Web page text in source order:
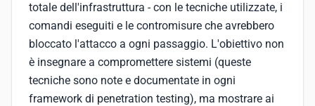
totale dell'infrastruttura - con le tecniche utilizzate, i
comandi eseguiti e le contromisure che avrebbero
bloccato l'attacco a ogni passaggio. L'obiettivo non
è insegnare a compromettere sistemi (queste
tecniche sono note e documentate in ogni
framework di penetration testing), ma mostrare ai